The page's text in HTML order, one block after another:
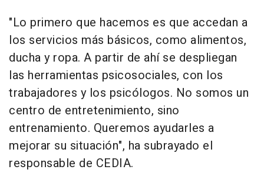
"Lo primero que hacemos es que accedan a
los servicios más básicos, como alimentos,
ducha y ropa. A partir de ahí se despliegan
las herramientas psicosociales, con los
trabajadores y los psicólogos. No somos un
centro de entretenimiento, sino
entrenamiento. Queremos ayudarles a
mejorar su situación", ha subrayado el
responsable de CEDIA.